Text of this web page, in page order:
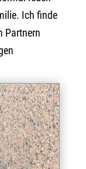
Ich finde
Partnern